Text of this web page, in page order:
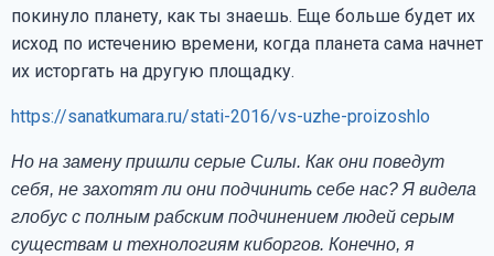
покинуло планету, как ты знаешь. Еще больше будет их
исход по истечению времени, когда планета сама начнет
их исторгать на другую площадку.
https://sanatkumara.ru/stati-2016/vs-uzhe-proizoshlo
Но на замену пришли серые Силы. Как они поведут
себя, не захотят ли они подчинить себе нас? Я видела
глобус с полным рабским подчинением людей серым
существам и технологиям киборгов. Конечно, я